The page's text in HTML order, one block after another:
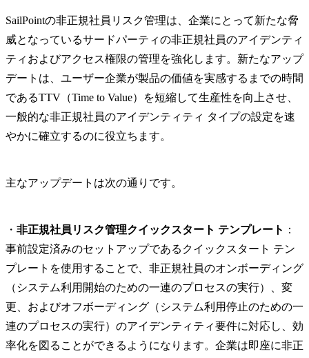
SailPointの非正規社員リスク管理は、企業にとって新たな脅
威となっているサードパーティの非正規社員のアイデンティ
ティおよびアクセス権限の管理を強化します。新たなアップ
デートは、ユーザー企業が製品の価値を実感するまでの時間
であるTTV（Time to Value）を短縮して生産性を向上させ、
一般的な非正規社員のアイデンティティ タイプの設定を速
やかに確立するのに役立ちます。
主なアップデートは次の通りです。
・ 非正規社員リスク管理クイックスタート テンプレート ：
事前設定済みのセットアップであるクイックスタート テン
プレートを使用することで、非正規社員のオンボーディング
（システム利用開始のための一連のプロセスの実行）、変
更、およびオフボーディング（システム利用停止のための一
連のプロセスの実行）のアイデンティティ要件に対応し、効
率化を図ることができるようになります。企業は即座に非正